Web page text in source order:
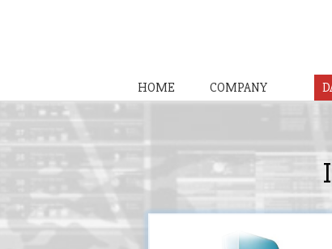
HOME COMPANY